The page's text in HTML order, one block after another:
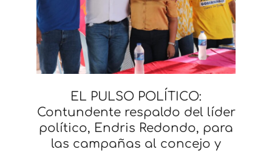
EL PULSO POLÍTICO:
Contundente respaldo del líder
político, Endris Redondo, para
las campañas al concejo y